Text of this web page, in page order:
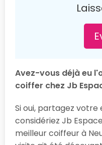
Avez-vous déjà eu
coiffer chez Jb
Si oui, partagez votre
considériez Jb
meilleur coiffeur à